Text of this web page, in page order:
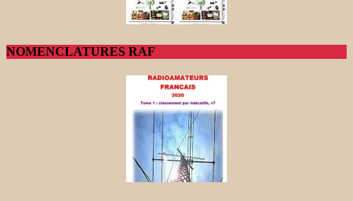
NOMENCLATURES RAF